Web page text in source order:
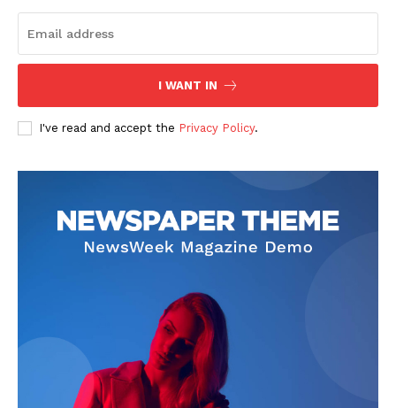
I WANT IN
I've read and accept the Privacy Policy.